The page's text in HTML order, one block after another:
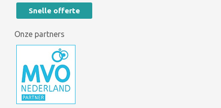
Snelle offerte
Onze partners